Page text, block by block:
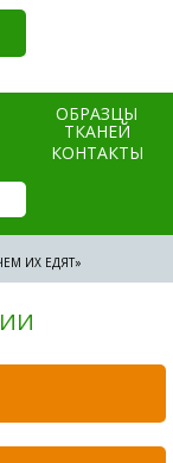
ОБРАЗЦЫ
ТКАНЕЙ
КОНТАКТЫ
ИХ ЕДЯТ»